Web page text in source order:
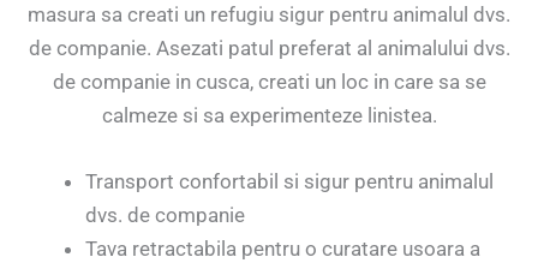
masura sa creati un refugiu sigur pentru animalul dvs.
de companie. Asezati patul preferat al animalului dvs.
de companie in cusca, creati un loc in care sa se
calmeze si sa experimenteze linistea.
Transport confortabil si sigur pentru animalul
dvs. de companie
Tava retractabila pentru o curatare usoara a